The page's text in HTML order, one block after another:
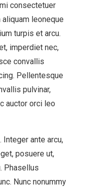
consectetuer
leoneque
turpis et arcu.
imperdiet nec,
convallis
Pellentesque
pulvinar,
auctor orci leo
ante arcu,
posuere ut,
Phasellus
Nunc nonummy